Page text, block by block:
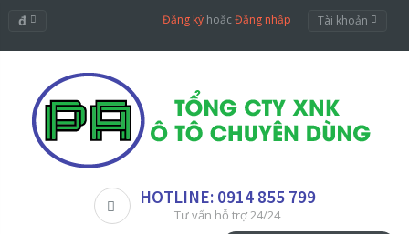
đ Đăng ký hoặcĐăng nhập Tài khoản
HOTLINE: 0914 855 799
Tư vấn hỗ trợ 24/24